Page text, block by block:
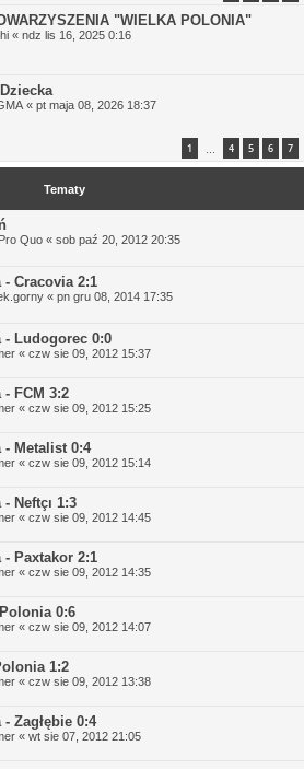
"WIELKA POLONIA"
« ndz lis 16, 2025 0:16
« pt maja 08, 2026 18:37
1 4 5 6 7
Tematy
Quo « sob paź 20, 2012 20:35
- Cracovia 2:1
« pn gru 08, 2014 17:35
- Ludogorec 0:0
« czw sie 09, 2012 15:37
- FCM 3:2
« czw sie 09, 2012 15:25
- Metalist 0:4
« czw sie 09, 2012 15:14
Neftçı 1:3
« czw sie 09, 2012 14:45
- Paxtakor 2:1
« czw sie 09, 2012 14:35
0:6
« czw sie 09, 2012 14:07
1:2
« czw sie 09, 2012 13:38
Zagłębie 0:4
« wt sie 07, 2012 21:05